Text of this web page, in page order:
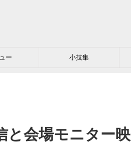
ー 小技集
と会場モニター映